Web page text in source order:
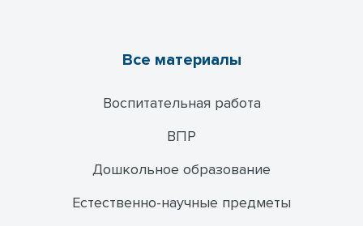
Все материалы
Воспитательная работа
ВПР
Дошкольное образование
Естественно-научные предметы